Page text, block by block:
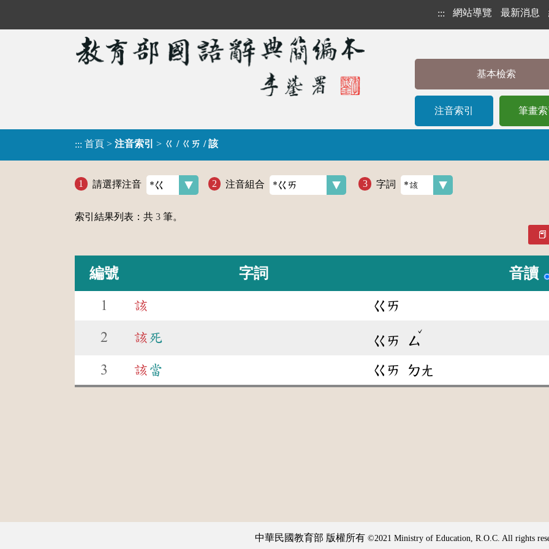
::: 網站導覽 最新消息
基本檢索
注音索引 筆畫索
::: 首頁 > 注音索引 > ㄍ / ㄍㄞ / 該
請選擇注音 注音組合 字詞
索引結果列表：共 3 筆。
編號 字詞 音讀
1 該 ㄍㄞ
2 該 死 ㄍㄞ ㄙ
ˇ
3 該 當 ㄍㄞ ㄉㄤ
中華民國教育部 版權所有 ©2021 Ministry of Education, R.O.C. All rights